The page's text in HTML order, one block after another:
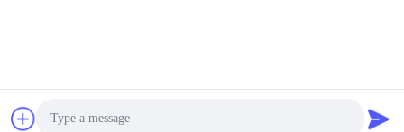
lsrliquidsiliconerubber.com . Все права защищены.